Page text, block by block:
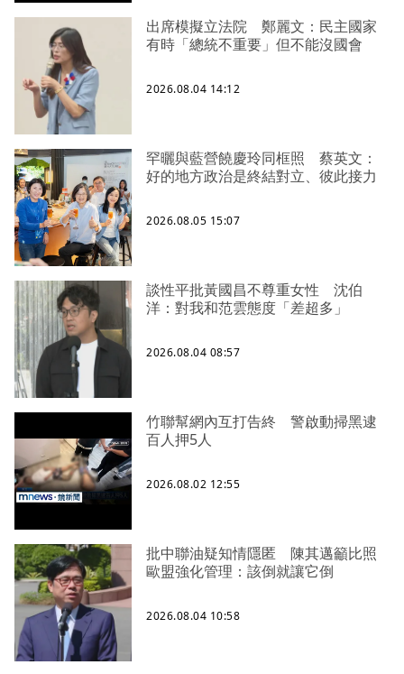
出席模擬立法院 鄭麗文：民主國家
有時「總統不重要」但不能沒國會
2026.08.04 14:12
罕曬與藍營饒慶玲同框照 蔡英文：
好的地方政治是終結對立、彼此接力
2026.08.05 15:07
談性平批黃國昌不尊重女性 沈伯
洋：對我和范雲態度「差超多」
2026.08.04 08:57
竹聯幫網內互打告終 警啟動掃黑逮
百人押5人
2026.08.02 12:55
批中聯油疑知情隱匿 陳其邁籲比照
歐盟強化管理：該倒就讓它倒
2026.08.04 10:58